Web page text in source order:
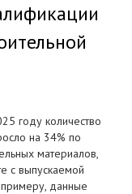
году количество
на 34% по
материалов,
с выпускаемой
данные